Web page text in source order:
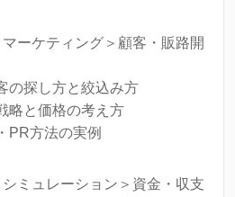
ィング＞顧客・販路開
方と絞込み方
格の考え方
法の実例
ーション＞資金・収支